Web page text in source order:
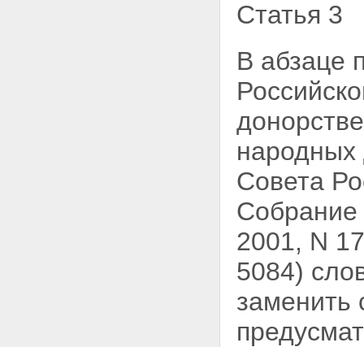
Статья 3
В абзаце
народных
Совета
Собрание
2001, N
5084)